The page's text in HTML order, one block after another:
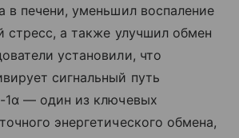
в печени, уменьшил воспаление
стресс, а также улучшил обмен
установили, что
сигнальный путь
1α — один из ключевых
энергетического обмена,